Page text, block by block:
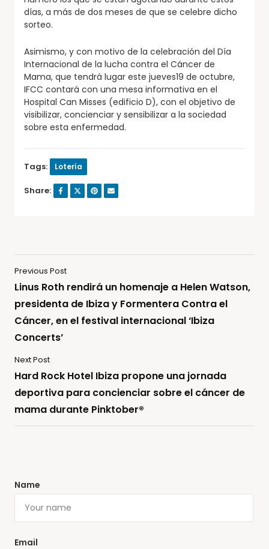
días, a más de dos meses de que se celebre dicho
sorteo.
Asimismo, y con motivo de la celebración del Día
Internacional de la lucha contra el Cáncer de
Mama, que tendrá lugar este jueves19 de octubre,
IFCC contará con una mesa informativa en el
Hospital Can Misses (edificio D), con el objetivo de
visibilizar, concienciar y sensibilizar a la sociedad
sobre esta enfermedad.
Tags: Lotería
Share:
Previous Post
Linus Roth rendirá un homenaje a Helen Watson,
presidenta de Ibiza y Formentera Contra el
Cáncer, en el festival internacional ‘Ibiza
Concerts’
Next Post
Hard Rock Hotel Ibiza propone una jornada
deportiva para concienciar sobre el cáncer de
mama durante Pinktober®
Name
Email